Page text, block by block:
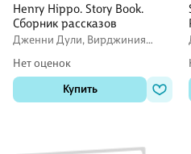
Henry Hippo. Story Book.
Сборник рассказов
Дженни Дули, Вирджиния
Нет оценок
Купить